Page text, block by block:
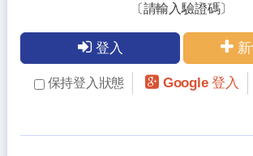
〔請輸入驗證碼〕
登入
保持登入狀態 Google 登入